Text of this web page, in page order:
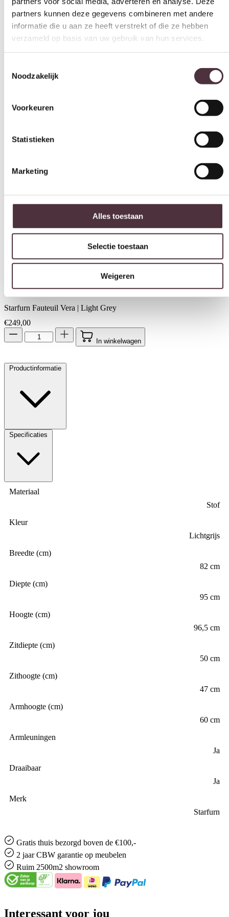
partners kunnen deze gegevens combineren met andere
informatie die u aan ze heeft verstrekt of die ze hebben
verzameld op basis van uw gebruik van hun services.
Noodzakelijk
Voorkeuren
Statistieken
Marketing
Alles toestaan
Selectie toestaan
Weigeren
Starfurn Fauteuil Vera | Light Grey
€249,00
In winkelwagen
Productinformatie
Specificaties
Materiaal
Stof
Kleur
Lichtgrijs
Breedte (cm)
82 cm
Diepte (cm)
95 cm
Hoogte (cm)
96,5 cm
Zitdiepte (cm)
50 cm
Zithoogte (cm)
47 cm
Armhoogte (cm)
60 cm
Armleuningen
Ja
Draaibaar
Ja
Merk
Starfurn
Gratis thuis bezorgd boven de €100,-
2 jaar CBW garantie op meubelen
Ruim 2500m2 showroom
Interessant voor jou